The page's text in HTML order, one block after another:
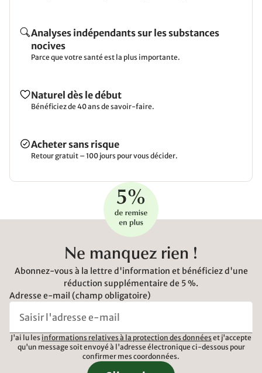
Analyses indépendants sur les substances
nocives
Parce que votre santé est la plus importante.
Naturel dès le début
Bénéficiez de 40 ans de savoir-faire.
Acheter sans risque
Retour gratuit – 100 jours pour vous décider.
Ne manquez rien !
Abonnez-vous à la lettre d'information et bénéficiez d'une
réduction supplémentaire de 5 %.
Adresse e-mail (champ obligatoire)
J'ai lu les informations relatives à la protection des données et j'accepte
qu'un message soit envoyé à l'adresse électronique ci-dessous pour
confirmer mes coordonnées.